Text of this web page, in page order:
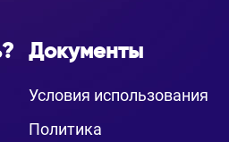
Документы
Условия использования
Политика